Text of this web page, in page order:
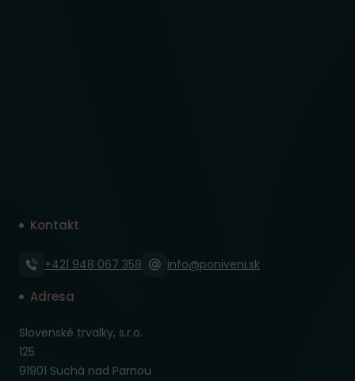
Kontakt
+421 948 067 358 info@poniveni.sk
Adresa
Slovenské trvalky, s.r.o.
125
91901 Suchá nad Parnou